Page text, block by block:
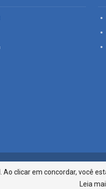
clicar em concordar, você
Leia